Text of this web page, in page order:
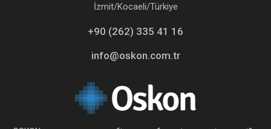
İzmit/Kocaeli/Türkiye
+90 (262) 335 41 16
info@oskon.com.tr